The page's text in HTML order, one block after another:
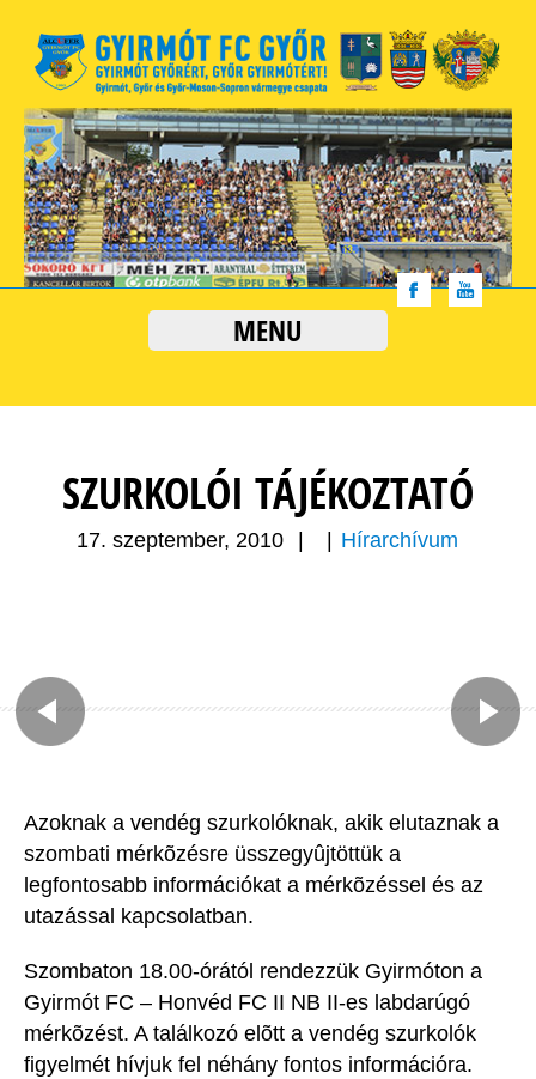
MENU
SZURKOLÓI TÁJÉKOZTATÓ
17. szeptember, 2010 Hírarchívum
Azoknak a vendég szurkolóknak, akik elutaznak a
szombati mérkõzésre üsszegyûjtöttük a
legfontosabb információkat a mérkõzéssel és az
utazással kapcsolatban.
Szombaton 18.00-órától rendezzük Gyirmóton a
Gyirmót FC – Honvéd FC II NB II-es labdarúgó
mérkõzést. A találkozó elõtt a vendég szurkolók
figyelmét hívjuk fel néhány fontos információra.